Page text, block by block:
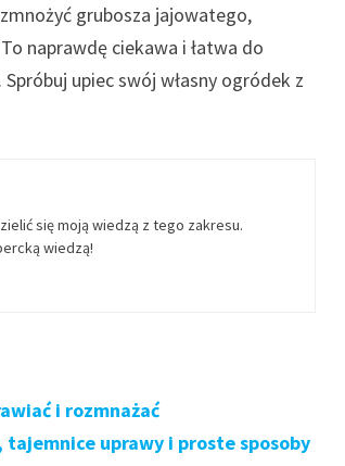
grubosza jajowatego,
naprawdę ciekawa i łatwa do
upiec swój własny ogródek z
się moją wiedzą z tego zakresu.
wiedzą!
i rozmnażać
uprawy i proste sposoby